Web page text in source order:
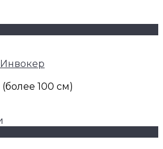
100 см)